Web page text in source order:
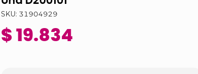
SKU: 31904929
$ 19.834